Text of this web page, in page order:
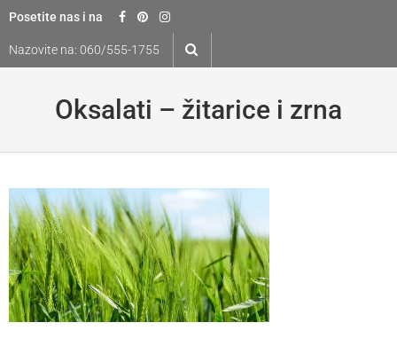
Skip
content
Posetite nas i na
Nazovite na: 060/555-1755
Oksalati – žitarice i zrna